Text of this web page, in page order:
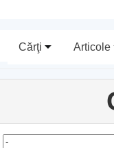
Cărţi Articole